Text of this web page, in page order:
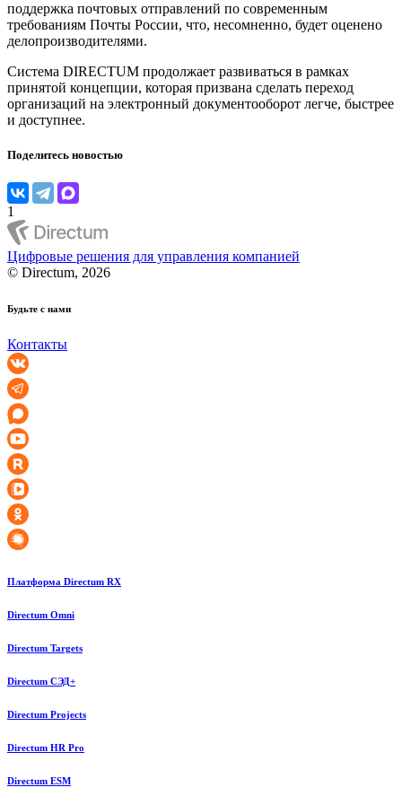
поддержка почтовых отправлений по современным
требованиям Почты России, что, несомненно, будет оценено
делопроизводителями.
Система DIRECTUM продолжает развиваться в рамках
принятой концепции, которая призвана сделать переход
организаций на электронный документооборот легче, быстрее
и доступнее.
Поделитесь новостью
1
Цифровые решения для управления компанией
© Directum, 2026
Будьте с нами
Контакты
Платформа Directum RX
Directum Omni
Directum Targets
Directum СЭД+
Directum Projects
Directum HR Pro
Directum ESM